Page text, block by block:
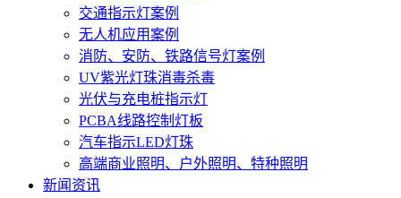
交通指示灯案例
无人机应用案例
消防、安防、铁路信号灯案例
UV紫光灯珠消毒杀毒
光伏与充电桩指示灯
PCBA线路控制灯板
汽车指示LED灯珠
高端商业照明、户外照明、特种照明
新闻资讯